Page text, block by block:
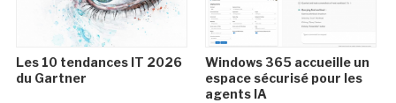
Les 10 tendances IT 2026
du Gartner
Windows 365 accueille un
espace sécurisé pour les
agents IA